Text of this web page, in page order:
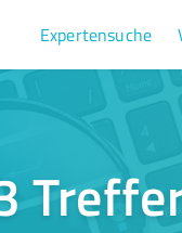
Expertensuche